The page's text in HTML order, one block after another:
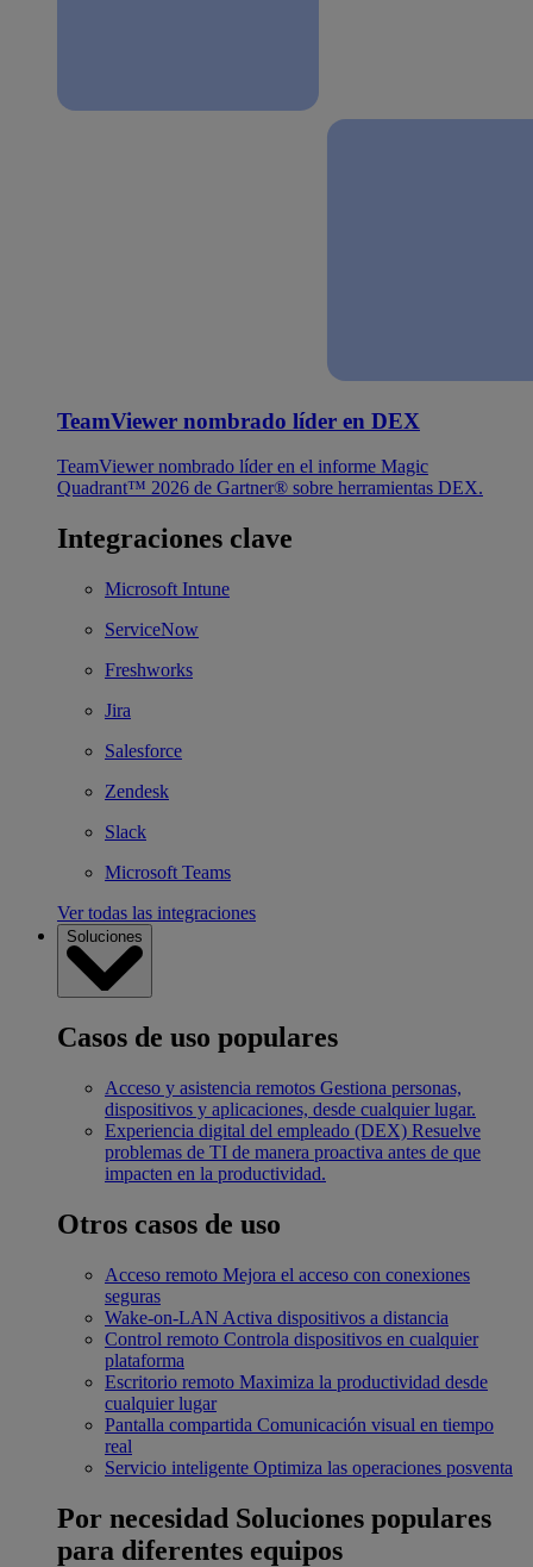
TeamViewer nombrado líder en DEX
TeamViewer nombrado líder en el informe Magic
Quadrant™ 2026 de Gartner® sobre herramientas DEX.
Integraciones clave
Microsoft Intune
ServiceNow
Freshworks
Jira
Salesforce
Zendesk
Slack
Microsoft Teams
Ver todas las integraciones
Soluciones
Casos de uso populares
Acceso y asistencia remotos Gestiona personas,
dispositivos y aplicaciones, desde cualquier lugar.
Experiencia digital del empleado (DEX) Resuelve
problemas de TI de manera proactiva antes de que
impacten en la productividad.
Otros casos de uso
Acceso remoto Mejora el acceso con conexiones
seguras
Wake-on-LAN Activa dispositivos a distancia
Control remoto Controla dispositivos en cualquier
plataforma
Escritorio remoto Maximiza la productividad desde
cualquier lugar
Pantalla compartida Comunicación visual en tiempo
real
Servicio inteligente Optimiza las operaciones posventa
Por necesidad Soluciones populares
para diferentes equipos